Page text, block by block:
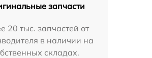
запчасти
20 тыс. запчастей от
в наличии на
складах.